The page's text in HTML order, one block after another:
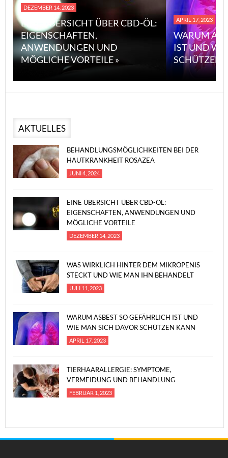
DEZEMBER 14, 2023
EINE ÜBERSICHT ÜBER CBD-ÖL:
EIGENSCHAFTEN,
ANWENDUNGEN UND
MÖGLICHE VORTEILE »
APRIL 17, 2023
WARUM
IST UND
SCHÜTZEN
AKTUELLES
BEHANDLUNGSMÖGLICHKEITEN BEI DER
HAUTKRANKHEIT ROSAZEA
JUNI 4, 2024
EINE ÜBERSICHT ÜBER CBD-ÖL:
EIGENSCHAFTEN, ANWENDUNGEN UND
MÖGLICHE VORTEILE
DEZEMBER 14, 2023
WAS WIRKLICH HINTER DEM MIKROPENIS
STECKT UND WIE MAN IHN BEHANDELT
JULI 11, 2023
WARUM ASBEST SO GEFÄHRLICH IST UND
WIE MAN SICH DAVOR SCHÜTZEN KANN
APRIL 17, 2023
TIERHAARALLERGIE: SYMPTOME,
VERMEIDUNG UND BEHANDLUNG
FEBRUAR 1, 2023